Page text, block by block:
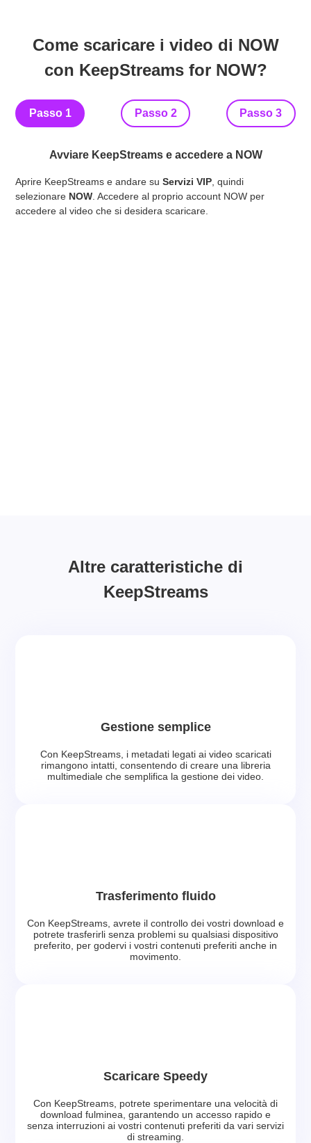
Come scaricare i video di NOW
con KeepStreams for NOW?
Passo 1 Passo 2 Passo 3
Avviare KeepStreams e accedere a NOW
Aprire KeepStreams e andare suServizi VIP , quindi
selezionare NOW . Accedere al proprio account NOW per
accedere al video che si desidera scaricare.
Altre caratteristiche di
KeepStreams
Gestione semplice
Con KeepStreams, i metadati legati ai video scaricati
rimangono intatti, consentendo di creare una libreria
multimediale che semplifica la gestione dei video.
Trasferimento fluido
Con KeepStreams, avrete il controllo dei vostri download e
potrete trasferirli senza problemi su qualsiasi dispositivo
preferito, per godervi i vostri contenuti preferiti anche in
movimento.
Scaricare Speedy
Con KeepStreams, potrete sperimentare una velocità di
download fulminea, garantendo un accesso rapido e
senza interruzioni ai vostri contenuti preferiti da vari servizi
di streaming.